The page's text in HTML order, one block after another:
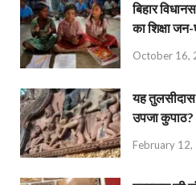
बिहार
का शिक्षा
October 16,
यह तुलसीदास
उपजा कुपाठ?
February 12,